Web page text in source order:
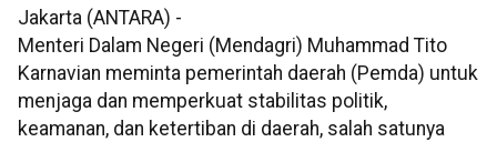
Jakarta (ANTARA) -
Menteri Dalam Negeri (Mendagri) Muhammad Tito
Karnavian meminta pemerintah daerah (Pemda) untuk
menjaga dan memperkuat stabilitas politik,
keamanan, dan ketertiban di daerah, salah satunya